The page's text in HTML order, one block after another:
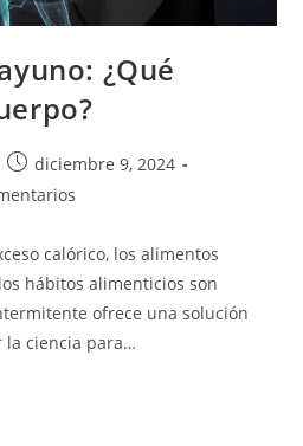
¿Qué
Publicación
de
diciembre 9, 2024
calórico, los alimentos
hábitos alimenticios son
ofrece una solución
la ciencia para…